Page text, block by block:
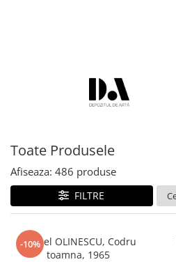
Marcel OLINESCU (1896-1992)
Petre ABRUDAN (1907-1979)
Toate Produsele
Afiseaza: 486 produse
FILTRE
-10%
Marcel OLINESCU, Codru
toamna, 1965